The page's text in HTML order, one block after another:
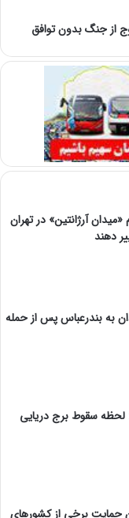
از جنگ بدون توافق
آرژانتین» در تهران
دهند
به بندرعباس پس از حمله
لحظه سقوط برج دریایی
برخی از کشورهای